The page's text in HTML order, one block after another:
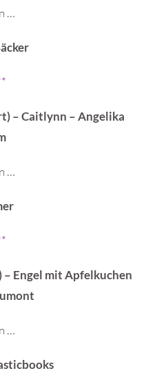
…
– Caitlynn – Angelika
…
Engel mit Apfelkuchen
…